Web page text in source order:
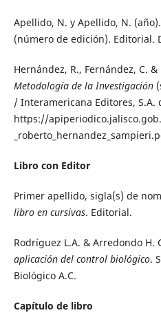
Apellido, N. y Apellido, N. (año).
(número de edición). Editorial.
Hernández, R., Fernández, C.
Metodología de la Investigación
/ Interamericana Editores, S.A.
https://
Libro con Editor
Primer apellido, sigla(s) de
libro en cursivas. Editorial.
Rodríguez L.A. & Arredondo H.
aplicación del control biológico.
Biológico A.C.
Capítulo de libro